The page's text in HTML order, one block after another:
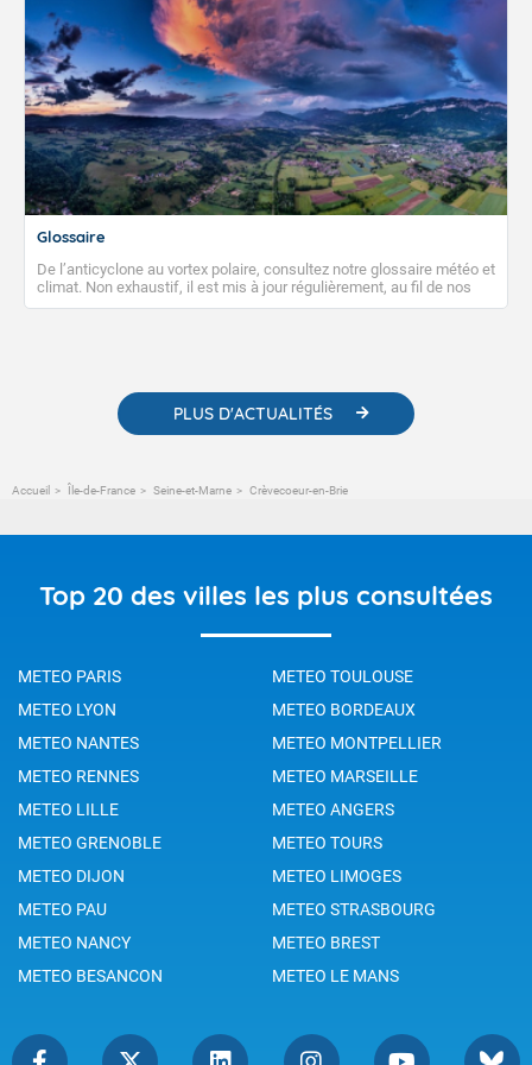
Glossaire
De l’anticyclone au vortex polaire, consultez notre glossaire météo et
climat. Non exhaustif, il est mis à jour régulièrement, au fil de nos
publications. Vous y trouverez également des liens utiles vers nos
PLUS D'ACTUALITÉS
Accueil Île-de-France Seine-et-Marne Crèvecoeur-en-Brie
Top 20 des villes les plus consultées
METEO PARIS
METEO TOULOUSE
METEO LYON
METEO BORDEAUX
METEO NANTES
METEO MONTPELLIER
METEO RENNES
METEO MARSEILLE
METEO LILLE
METEO ANGERS
METEO GRENOBLE
METEO TOURS
METEO DIJON
METEO LIMOGES
METEO PAU
METEO STRASBOURG
METEO NANCY
METEO BREST
METEO BESANCON
METEO LE MANS